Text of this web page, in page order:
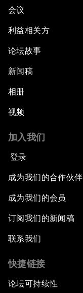
会议
利益相关方
论坛故事
新闻稿
相册
视频
加入我们
登录
成为我们的合作伙伴
成为我们的会员
订阅我们的新闻稿
联系我们
快捷链接
论坛可持续性